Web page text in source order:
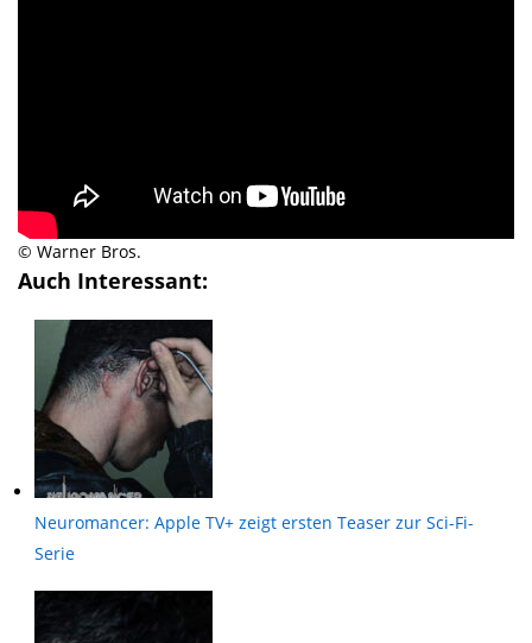
© Warner Bros.
Auch Interessant:
Neuromancer: Apple TV+ zeigt ersten Teaser zur Sci-Fi-
Serie